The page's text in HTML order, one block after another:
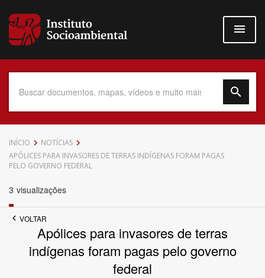
para
conteúdo
Data do Documento
Povo Indígena
INÍCIO
NOTÍCIAS
APÓLICES PARA INVASORES DE TERRAS INDÍGENAS FORAM PAGAS
PELO GOVERNO FEDERAL
3 visualizações
VOLTAR
Apólices para invasores de terras
indígenas foram pagas pelo governo
federal